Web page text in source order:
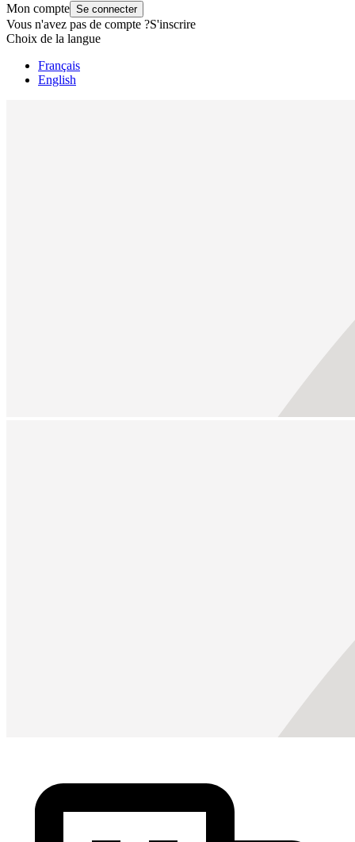
Mon compte Se connecter
Vous n'avez pas de compte ?S'inscrire
Choix de la langue
Français
English